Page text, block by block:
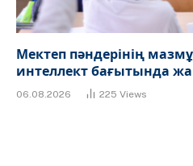
Мектеп пәндерінің
интеллект бағытында
06.08.2026 225 Views